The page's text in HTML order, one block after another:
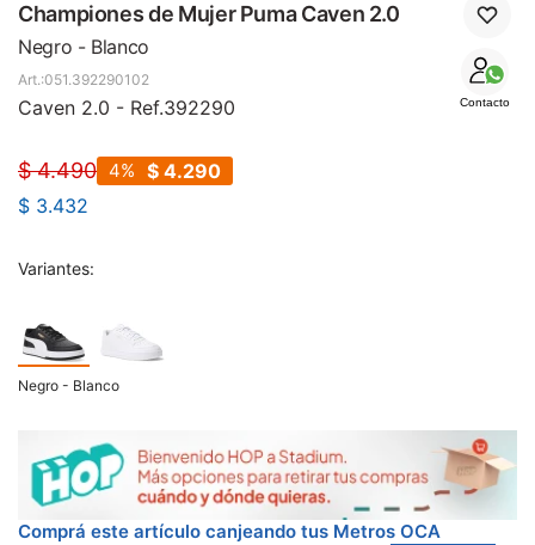
Championes de Mujer Puma Caven 2.0
Negro - Blanco
Contacto
051.392290102
Caven 2.0 - Ref.392290
$ 4.490 $ 4.290
4
$ 3.432
Variantes:
Negro - Blanco
Comprá este artículo canjeando tus Metros OCA